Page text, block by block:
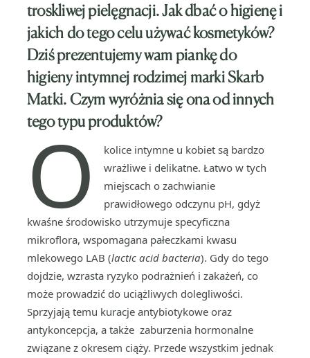
troskliwej pielęgnacji. Jak dbać o higienę i
jakich do tego celu używać kosmetyków?
Dziś prezentujemy wam piankę do
higieny intymnej rodzimej marki Skarb
Matki. Czym wyróżnia się ona od innych
tego typu produktów?
O
kolice intymne u kobiet są bardzo
wrażliwe i delikatne. Łatwo w tych
miejscach o zachwianie
prawidłowego odczynu pH, gdyż
kwaśne środowisko utrzymuje specyficzna
mikroflora, wspomagana pałeczkami kwasu
mlekowego LAB (lactic acid bacteria). Gdy do tego
dojdzie, wzrasta ryzyko podrażnień i zakażeń, co
może prowadzić do uciążliwych dolegliwości.
Sprzyjają temu kuracje antybiotykowe oraz
antykoncepcja, a także zaburzenia hormonalne
związane z okresem ciąży. Przede wszystkim jednak